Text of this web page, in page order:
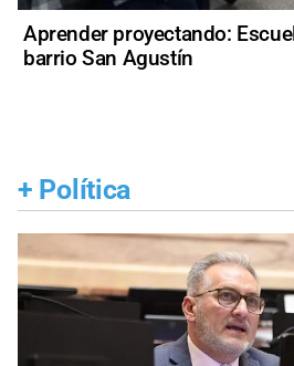
Aprender proyectando:
barrio San Agustín
+ Política